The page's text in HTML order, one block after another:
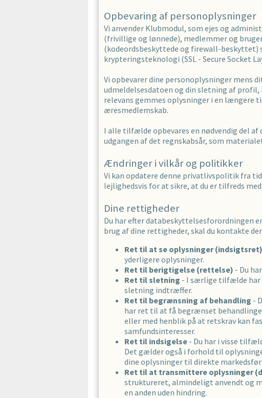
Opbevaring af personoplysninger
Vi anvender Klubmodul, som ejes og
(frivillige og lønnede), medlemmer og
(kodeordsbeskyttede og firewall-beskyttet)
krypteringsteknologi (SSL - Secure Socket
Vi opbevarer dine personoplysninger mens
udmeldelsesdatoen og din sletning af
relevans gemmes oplysninger i en længere
æresmedlemskab.
I alle tilfælde opbevares en nødvendig del af
udgangen af det regnskabsår, som
Ændringer i vilkår og politikker
Vi kan opdatere denne privatlivspolitik fra tid
lejlighedsvis for at sikre, at du er tilfreds
Dine rettigheder
Du har efter databeskyttelsesforordningen
brug af dine rettigheder, skal du kontakte
Ret til at se oplysninger (indsigtsret)
yderligere oplysninger.
Ret til berigtigelse (rettelse) - Du
Ret til sletning - I særlige tilfælde har
sletning indtræffer.
Ret til begrænsning af behandling -
har ret til at få begrænset
eller med henblik på at retskrav kan
samfundsinteresser.
Ret til indsigelse - Du har i visse
Det gælder også i forhold til
dine oplysninger til direkte
Ret til at transmittere oplysninger
struktureret, almindeligt anvendt og
en anden uden hindring.